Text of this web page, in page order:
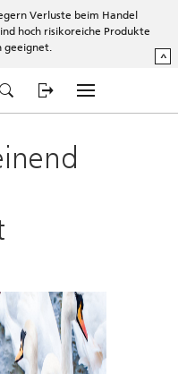
Verluste beim Handel
hoch risikoreiche Produkte
geeignet.
^